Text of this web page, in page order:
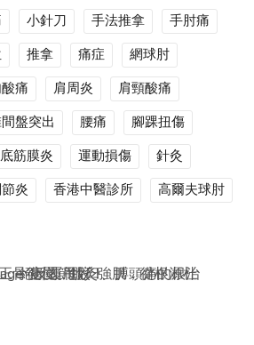
小針刀 手法推拿
手肘痛
推拿 痛症
網球肘
痛 肩周炎
肩頸酸痛
盤突出 腰痛
腳踝扭傷
筋膜炎 運動損傷
針灸
炎 香港中醫診所 高爾夫球肘